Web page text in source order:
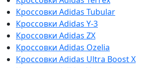
Кроссовки Adidas Tubular
Кроссовки Adidas Y-3
Кроссовки Adidas ZX
Кроссовки Adidas Ozelia
Кроссовки Adidas Ultra Boost X